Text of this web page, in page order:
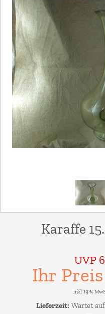
Karaffe
UVP
Ihr
inkl. 19 %
Lieferzeit: Wartet